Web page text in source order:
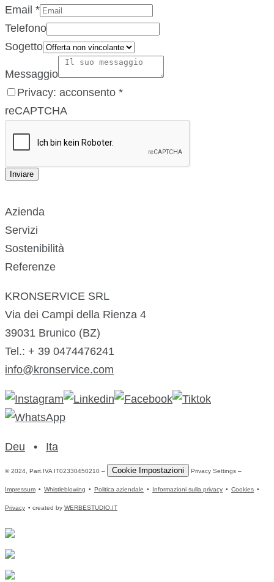
Email *
Telefono
Sogetto
Messaggio
Privacy: acconsento *
reCAPTCHA
Inviare
Azienda
Servizi
Sostenibilità
Referenze
KRONSERVICE SRL
Via dei Campi della Rienza 4
39031 Brunico (BZ)
Tel.: + 39 0474476241
info@kronservice.com
Deu • Ita
© 2024, Part.IVA IT02330450210 – Cookie Impostazioni Privacy Settings –
Impressum • Whistleblowing • Politica aziendale • Informazioni sulla privacy • Cookies •
Privacy • created by WERBESTUDIO.IT